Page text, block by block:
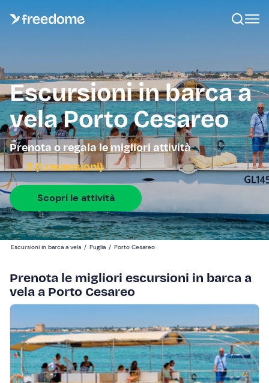
Escursioni in barca a
vela Porto Cesareo
Prenota o regala le migliori attività
5 (1 recensioni)
Scopri le attività
Escursioni in barca a vela / Puglia / Porto Cesareo
Prenota le migliori escursioni in barca a
vela a Porto Cesareo